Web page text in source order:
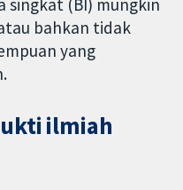
singkat (BI) mungkin
bahkan tidak
yang
ilmiah